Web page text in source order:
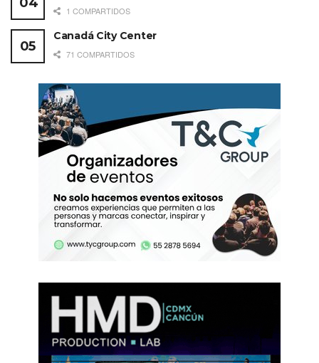
1 COMPARTIDOS
Canadá City Center
71 COMPARTIDOS